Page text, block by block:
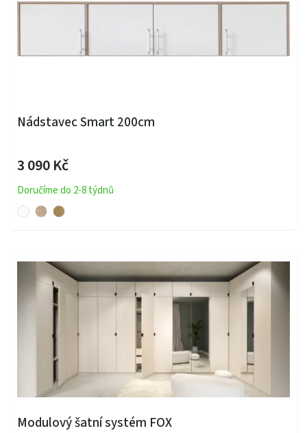
Nádstavec Smart 200cm
3 090 Kč
Doručíme do 2-8 týdnů
Modulový šatní systém FOX